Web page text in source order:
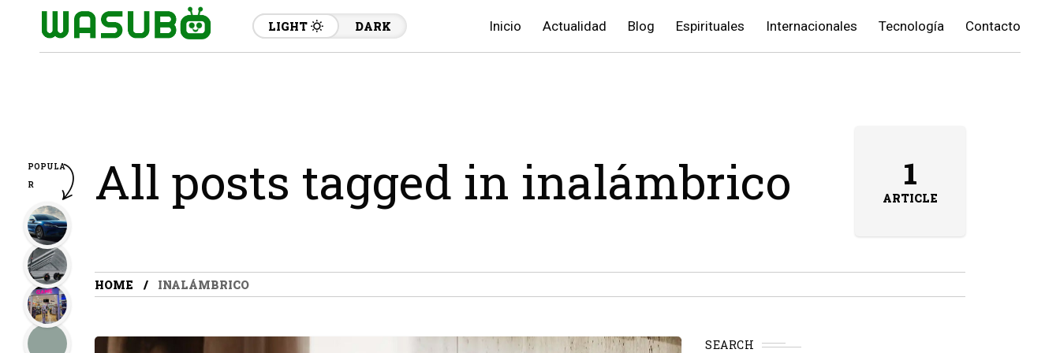
LIGHT DARK Inicio Actualidad Blog Espirituales Internacionales Tecnología Contacto
All posts tagged in inalámbrico 1
ARTICLE
HOME INALÁMBRICO
SEARCH
POPULA
R